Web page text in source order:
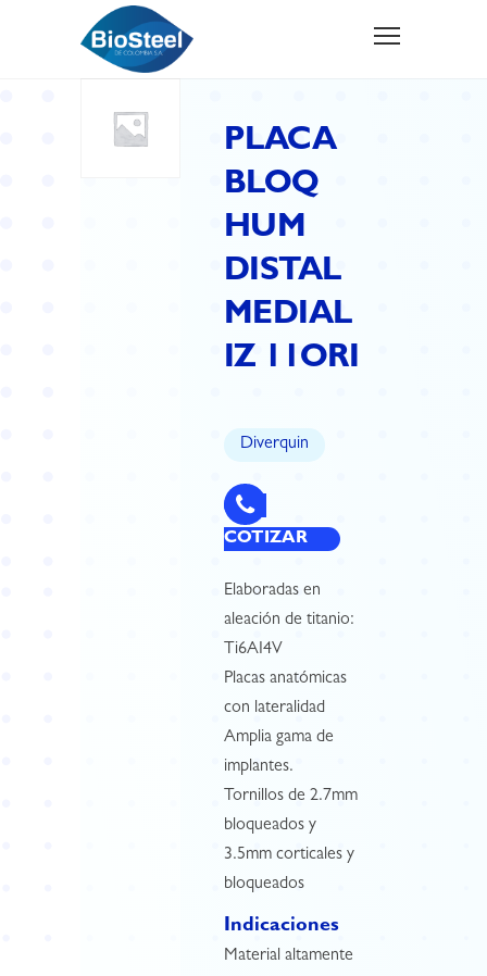
PLACA
BLOQ
HUM
DISTAL
MEDIAL
IZ 11ORI
Diverquin
COTIZAR
Elaboradas en
aleación de titanio:
Ti6AI4V
Placas anatómicas
con lateralidad
Amplia gama de
implantes.
Tornillos de 2.7mm
bloqueados y
3.5mm corticales y
bloqueados
Indicaciones
Material altamente